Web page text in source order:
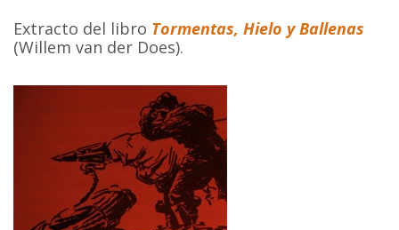
Extracto del libro Tormentas, Hielo y Ballenas
(Willem van der Does).